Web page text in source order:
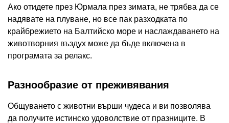
Ако отидете през Юрмала през зимата, не трябва да се
надявате на плуване, но все пак разходката по
крайбрежието на Балтийско море и наслаждаването на
животворния въздух може да бъде включена в
програмата за релакс.
Разнообразие от преживявания
Общуването с животни върши чудеса и ви позволява
да получите истинско удоволствие от празниците. В